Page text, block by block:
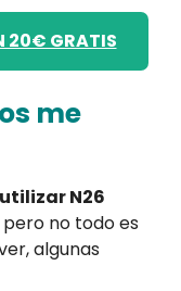
20€ GRATIS
me
N26
pero no todo es
algunas